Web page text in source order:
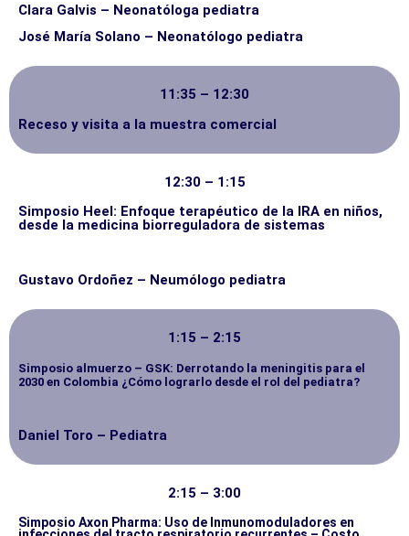
Clara Galvis – Neonatóloga pediatra
José María Solano – Neonatólogo pediatra
11:35 – 12:30
Receso y visita a la muestra comercial
12:30 – 1:15
Simposio Heel: Enfoque terapéutico de la IRA en niños,
desde la medicina biorreguladora de sistemas
Gustavo Ordoñez – Neumólogo pediatra
1:15 – 2:15
Simposio almuerzo – GSK: Derrotando la meningitis para el
2030 en Colombia ¿Cómo lograrlo desde el rol del pediatra?
Daniel Toro – Pediatra
2:15 – 3:00
Simposio Axon Pharma: Uso de Inmunomoduladores en